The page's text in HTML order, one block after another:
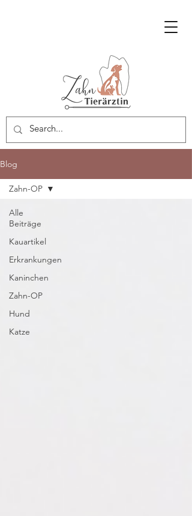
Blog
Alle
Beiträge
Kauartikel
Erkrankungen
Kaninchen
Zahn-OP
Hund
Katze
Zahn-OP